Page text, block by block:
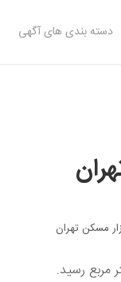
دسته بندی های آگهی